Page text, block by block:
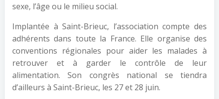
sexe, l’âge ou le milieu social.
Implantée à Saint-Brieuc, l’association compte des
adhérents dans toute la France. Elle organise des
conventions régionales pour aider les malades à
retrouver et à garder le contrôle de leur
alimentation. Son congrès national se tiendra
d’ailleurs à Saint-Brieuc, les 27 et 28 juin.